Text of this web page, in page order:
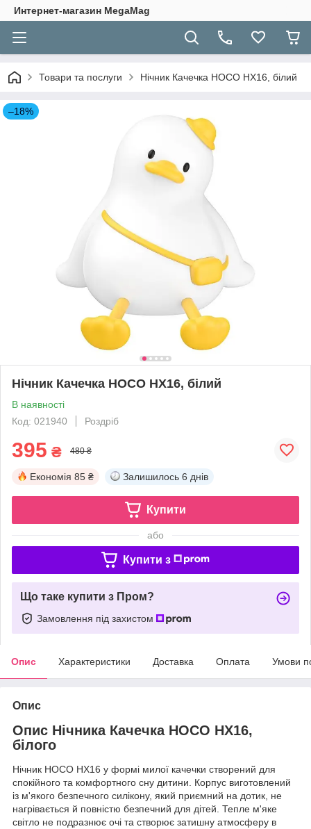
Интернет-магазин MegaMag
Товари та послуги Нічник Качечка HOCO HX16, білий
–18%
Нічник Качечка HOCO HX16, білий
В наявності
Код: 021940
Роздріб
395 ₴ 480 ₴
Економія 85 ₴ Залишилось 6 днів
Купити
або
Купити з
Що таке купити з Пром?
Замовлення під захистом
Опис Характеристики Доставка Оплата Умови
Опис
Опис Нічника Качечка HOCO HX16,
білого
Нічник HOCO HX16 у формі милої качечки створений для
спокійного та комфортного сну дитини. Корпус виготовлений
із м'якого безпечного силікону, який приємний на дотик, не
нагрівається й повністю безпечний для дітей. Тепле м'яке
світло не подразнює очі та створює затишну атмосферу в